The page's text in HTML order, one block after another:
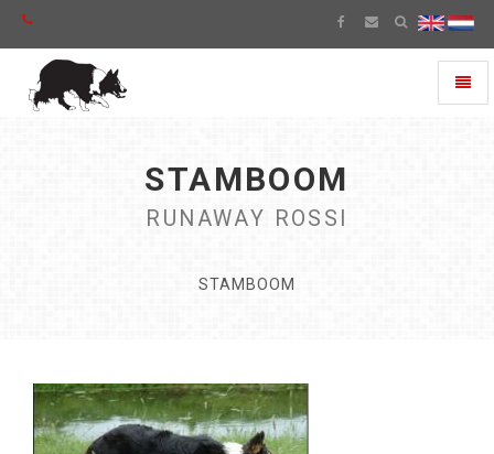
STAMBOOM
RUNAWAY ROSSI
STAMBOOM